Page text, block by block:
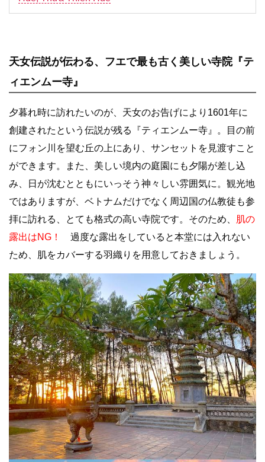
天女伝説が伝わる、フエで最も古く美しい寺院『テ
ィエンムー寺』
夕暮れ時に訪れたいのが、天女のお告げにより1601年に
創建されたという伝説が残る『ティエンムー寺』。目の前
にフォン川を望む丘の上にあり、サンセットを見渡すこと
ができます。また、美しい境内の庭園にも夕陽が差し込
み、日が沈むとともにいっそう神々しい雰囲気に。観光地
ではありますが、ベトナムだけでなく周辺国の仏教徒も参
拝に訪れる、とても格式の高い寺院です。そのため、 肌の
露出はNG！
過度な露出をしていると本堂には入れない
ため、肌をカバーする羽織りを用意しておきましょう。